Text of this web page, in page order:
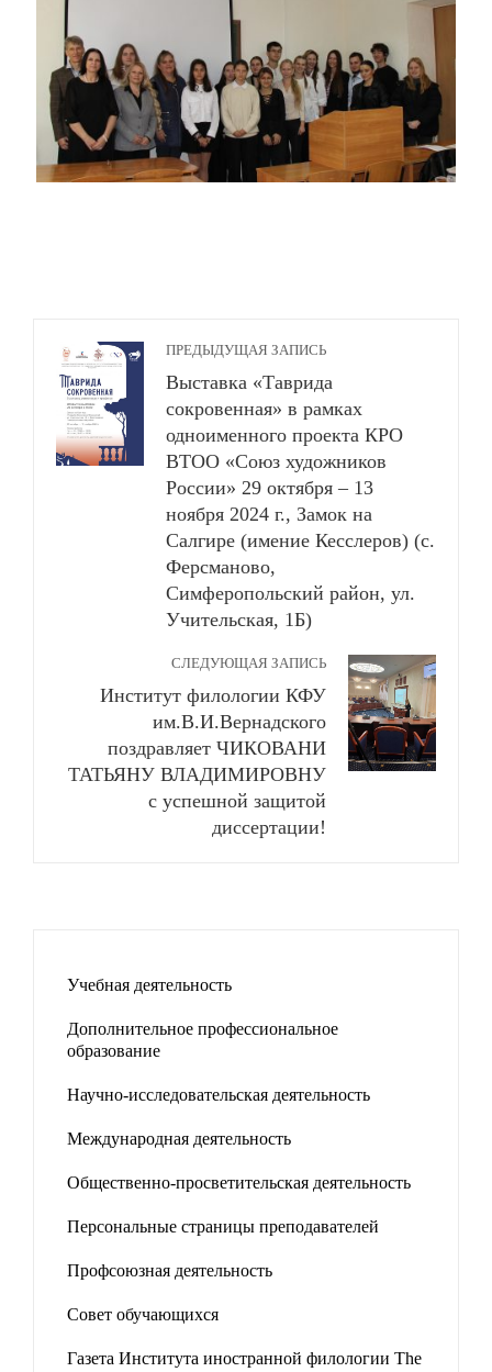
ПРЕДЫДУЩАЯ ЗАПИСЬ
Выставка «Таврида
сокровенная» в рамках
одноименного проекта КРО
ВТОО «Союз художников
России» 29 октября – 13
ноября 2024 г., Замок на
Салгире (имение Кесслеров) (с.
Ферсманово,
Симферопольский район, ул.
Учительская, 1Б)
СЛЕДУЮЩАЯ ЗАПИСЬ
Институт филологии КФУ
им.В.И.Вернадского
поздравляет ЧИКОВАНИ
ТАТЬЯНУ ВЛАДИМИРОВНУ
с успешной защитой
диссертации!
Учебная деятельность
Дополнительное профессиональное
образование
Научно-исследовательская деятельность
Международная деятельность
Общественно-просветительская деятельность
Персональные страницы преподавателей
Профсоюзная деятельность
Совет обучающихся
Газета Института иностранной филологии The